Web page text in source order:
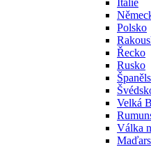
Itálie
Polsko
Řecko
Rusko
Velká
Válka